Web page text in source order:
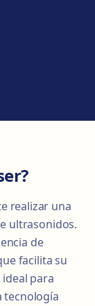
realizar una
ultrasonidos.
de
facilita su
para
tecnología